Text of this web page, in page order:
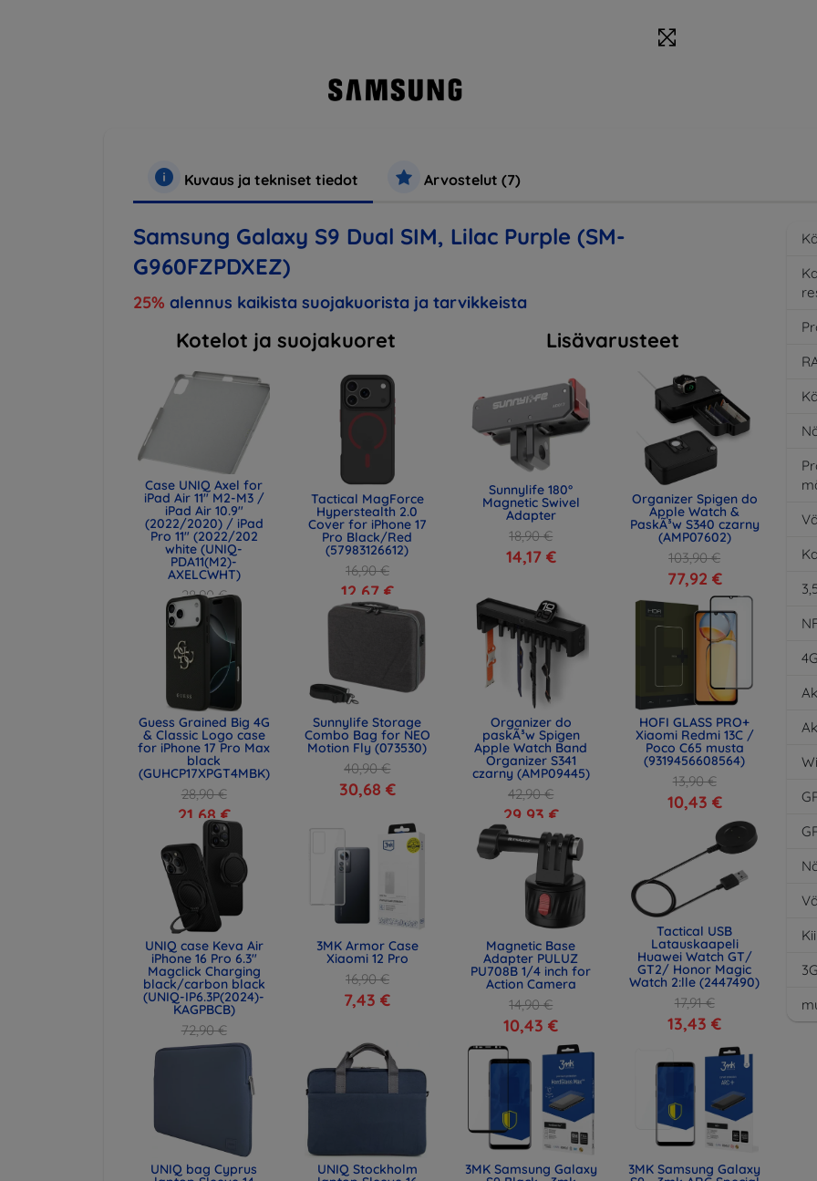
Kuvaus ja tekniset tiedot Arvostelut (7)
Samsung Galaxy S9 Dual SIM, Lilac Purple (SM-
G960FZPDXEZ)
25% alennus kaikista suojakuorista ja tarvikkeista
Kotelot ja suojakuoret
Case UNIQ Axel for
iPad Air 11" M2-M3 /
iPad Air 10.9"
(2022/2020) / iPad
Pro 11" (2022/202
white (UNIQ-
PDA11(M2)-
AXELCWHT)
28,90 €
21,68 €
Tactical MagForce
Hyperstealth 2.0
Cover for iPhone 17
Pro Black/Red
(57983126612)
16,90 €
12,67 €
Guess Grained Big 4G
& Classic Logo case
for iPhone 17 Pro Max
black
(GUHCP17XPGT4MBK)
28,90 €
21,68 €
Sunnylife Storage
Combo Bag for NEO
Motion Fly (073530)
40,90 €
30,68 €
UNIQ case Keva Air
iPhone 16 Pro 6.3"
Magclick Charging
black/carbon black
(UNIQ-IP6.3P(2024)-
KAGPBCB)
72,90 €
54,67 €
3MK Armor Case
Xiaomi 12 Pro
16,90 €
7,43 €
UNIQ bag Cyprus UNIQ Stockholm
Lisävarusteet
Sunnylife 180°
Magnetic Swivel
Adapter
18,90 €
14,17 €
Organizer Spigen do
Apple Watch &
PaskÃ³w S340 czarny
(AMP07602)
103,90 €
77,92 €
Organizer do
paskÃ³w Spigen
Apple Watch Band
Organizer S341
czarny (AMP09445)
42,90 €
29,93 €
HOFI GLASS PRO+
Xiaomi Redmi 13C /
Poco C65 musta
(9319456608564)
13,90 €
10,43 €
Magnetic Base
Adapter PULUZ
PU708B 1/4 inch for
Action Camera
14,90 €
10,43 €
Tactical USB
Latauskaapeli
Huawei Watch GT/
GT2/ Honor Magic
Watch 2:lle (2447490)
17,91 €
13,43 €
3MK Samsung Galaxy 3MK Samsung Galaxy
3G